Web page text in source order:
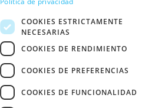
BLACK
FRIDAY
PEDIDO
COOKIES ESTRICTAMENTE
NECESARIAS
COOKIES DE RENDIMIENTO
COOKIES DE PREFERENCIAS
COOKIES DE FUNCIONALIDAD